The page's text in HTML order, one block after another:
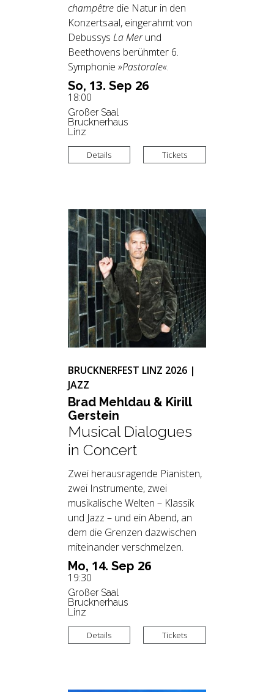
So, 13. Sep 26
18:00
Großer Saal
Brucknerhaus
Linz
champêtre die Natur in den
Konzertsaal, eingerahmt von
Debussys La Merund
Beethovens berühmter 6.
Symphonie »Pastorale«.
Details Tickets
Mo, 14. Sep 26
19:30
Großer Saal
Brucknerhaus
Linz
BRUCKNERFEST LINZ 2026 |
JAZZ
Brad Mehl­dau & Ki­rill
Gerstein
Musical Dialogues
in Concert
Zwei herausragende Pianisten,
zwei Instrumente, zwei
musikalische Welten – Klassik
und Jazz – und ein Abend, an
dem die Grenzen dazwischen
miteinander verschmelzen.
Details Tickets